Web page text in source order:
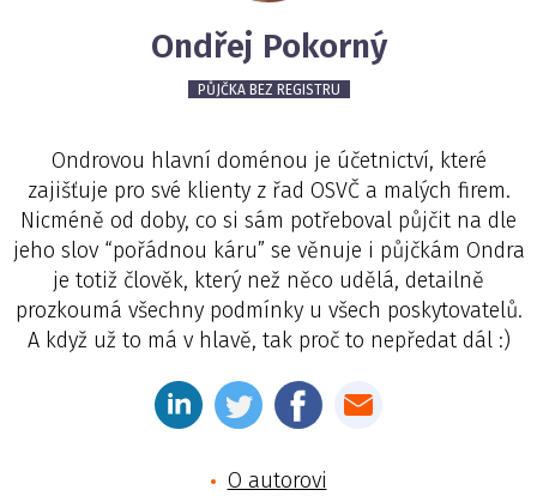
Ondřej Pokorný
PŮJČKA BEZ REGISTRU
Ondrovou hlavní doménou je účetnictví, které
zajišťuje pro své klienty z řad OSVČ a malých firem.
Nicméně od doby, co si sám potřeboval půjčit na dle
jeho slov “pořádnou káru” se věnuje i půjčkám Ondra
je totiž člověk, který než něco udělá, detailně
prozkoumá všechny podmínky u všech poskytovatelů.
A když už to má v hlavě, tak proč to nepředat dál :)
O autorovi